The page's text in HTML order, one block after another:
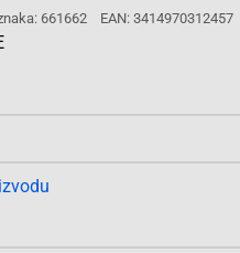
661662 EAN: 3414970312457